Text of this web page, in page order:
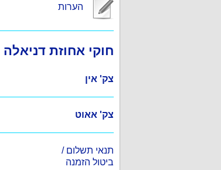
הערות
חוקי אחוזת דניאלה
צק' אין
צק' אאוט
תנאי תשלום /
ביטול הזמנה